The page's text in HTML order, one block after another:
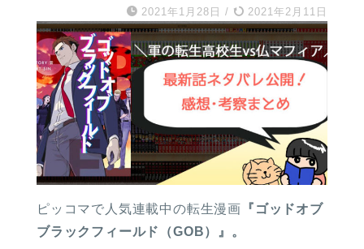
2021年1月28日 / 2021年2月11日
ピッコマで人気連載中の転生漫画 『ゴッドオブ
ブラックフィールド（GOB）』。